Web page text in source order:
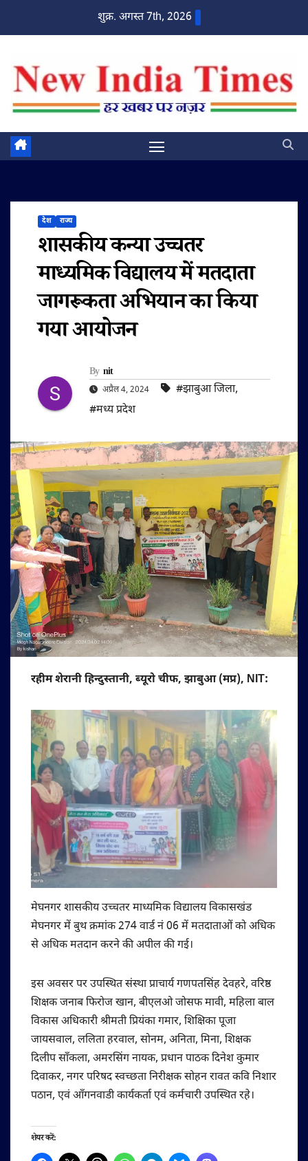
शुक्र. अगस्त 7th, 2026
देश राज्य
शासकीय कन्या उच्चतर
माध्यमिक विद्यालय में मतदाता
जागरूकता अभियान का किया
गया आयोजन
By nit
अप्रैल 4, 2024 #झाबुआ जिला,
#मध्य प्रदेश
रहीम शेरानी हिन्दुस्तानी, ब्यूरो चीफ, झाबुआ (मप्र), NIT:
मेघनगर शासकीय उच्चतर माध्यमिक विद्यालय विकासखंड
मेघनगर में बुथ क्रमांक 274 वार्ड नं 06 में मतदाताओं को अधिक
से अधिक मतदान करने की अपील की गई।
इस अवसर पर उपस्थित संस्था प्राचार्य गणपतसिंह देवहरे, वरिष्ठ
शिक्षक जनाब फिरोज खान, बीएलओ जोसफ मावी, महिला बाल
विकास अधिकारी श्रीमती प्रियंका गमार, शिक्षिका पूजा
जायसवाल, ललिता हरवाल, सोनम, अनिता, मिना, शिक्षक
दिलीप साँकला, अमरसिंग नायक, प्रधान पाठक दिनेश कुमार
दिवाकर, नगर परिषद स्वच्छता निरीक्षक सोहन रावत कवि निशार
पठान, एवं आँगनवाडी कार्यकर्ता एवं कर्मचारी उपस्थित रहे।
शेयर करें: